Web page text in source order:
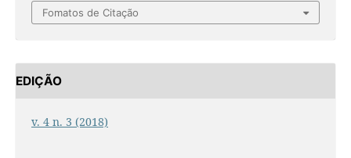
Fomatos de Citação
EDIÇÃO
v. 4 n. 3 (2018)